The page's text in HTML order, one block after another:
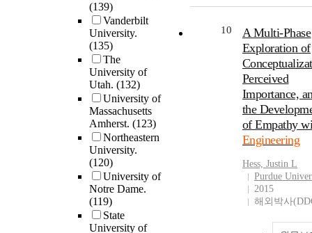
(139)
Vanderbilt
University.
(135)
The
University of
Utah. (132)
University of
Massachusetts
Amherst. (123)
Northeastern
University.
(120)
University of
Notre Dame.
(119)
State
University of
experiences that
their engineering
teaching. These
aways include: 1)
Elementary school
teachers are
"everything"
If you need
to aid/improve
engineering
always ask, 3)
Elementary
teaching benefits
sharing resources
about their
and observations,
well as literature
program policy
materials, were
to triangulate
Data analysis and
reporting were
out as separate
procedures for
research question
then the second
third questions
Data analysis for
students find the
responsiveness of
DVR
be either good or
good; (5) all
are able to
DVR and most of
students found it
very easy to
formal training in
to use DVR);
(6) students'
(crane selection) is
different than a
curriculum has
them to encounter.
Industry today is
demanding a well-
educated engineer
capable of
technical
several areas as
engineers with the
ability to easily
communicate and
interact with
develop
industry, and
final product and
operating
characteristics.
manufacturing
has successfully
downstream
to the planning
design stages of
product life cycle
concurrent
The benefits of
concurrent
include reduced
increased speed,
10
A Multi-Phase
Exploration of
Perceived
Importance,
the
of Empathy
Engineering
Hess, Justin L
Purdue
2015
해외박사